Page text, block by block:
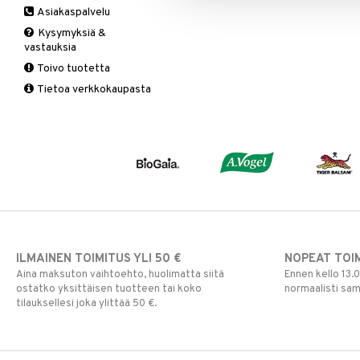
Ruuansulatus
Suolisto
Muut
Valkosipuli
Yskään
B-vitamiinit
C-vitamiinit
Miehet
Multimineraalit
Muut
Q-10
Schizandra
Suorituskyky
Asiakaspalvelu
Kysymyksiä &
vastauksia
Toivo tuotetta
Tietoa verkkokaupasta
ILMAINEN TOIMITUS YLI 50 €
Aina maksuton vaihtoehto, huolimatta siitä
ostatko yksittäisen tuotteen tai koko
tilauksellesi joka ylittää 50 €.
NOPEAT
Ennen kello
normaalisti